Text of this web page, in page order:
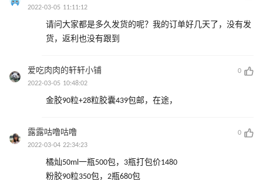
2022-03-05 11:11:12
请问大家都是多久发货的呢？我的订单好几天了，没有发
货，返利也没有跟到
爱吃肉肉的轩轩小铺
0
2022-03-05 10:48:02
金胶90粒+28粒胶囊439包邮，在途，
露露咕噜咕噜
0
2022-03-04 22:34:23
橘灿50ml一瓶500包，3瓶打包价1480
粉胶90粒350包，2瓶680包